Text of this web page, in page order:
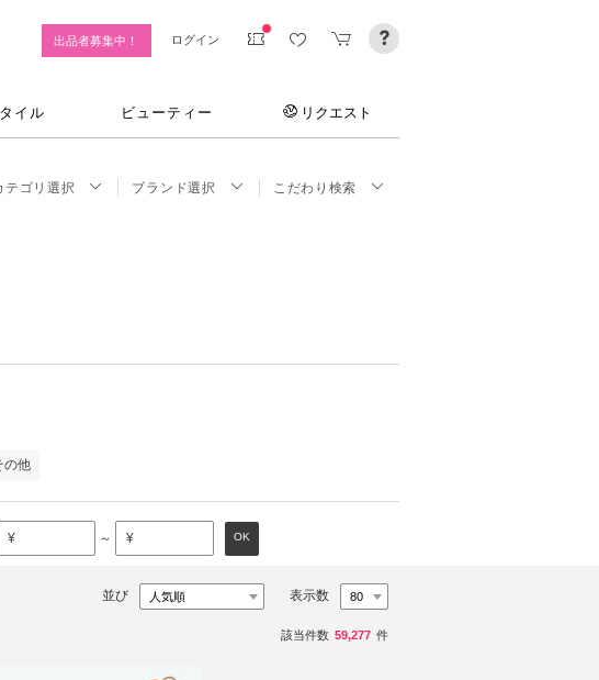
出品者募集中！ ログイン
イル ビューティー リクエスト
テゴリ選択 ブランド選択 こだわり検索
の他
¥ ～ ¥ OK
並び 表示数
該当件数 59,277 件